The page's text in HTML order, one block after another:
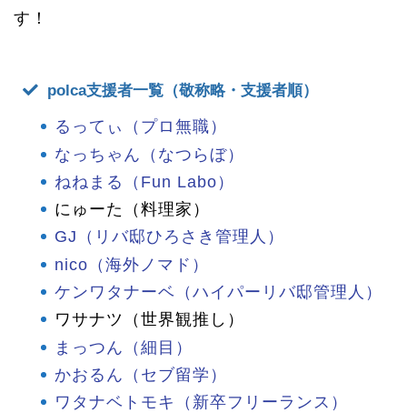
す！
polca支援者一覧（敬称略・支援者順）
るってぃ（プロ無職）
なっちゃん（なつらぼ）
ねねまる（Fun Labo）
にゅーた（料理家）
GJ（リバ邸ひろさき管理人）
nico（海外ノマド）
ケンワタナーベ（ハイパーリバ邸管理人）
ワサナツ（世界観推し）
まっつん（細目）
かおるん（セブ留学）
ワタナベトモキ（新卒フリーランス）